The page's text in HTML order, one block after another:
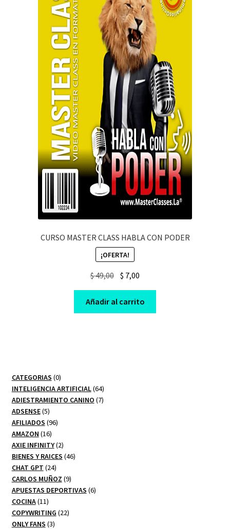
CURSO MASTER CLASS HABLA CON PODER
¡OFERTA!
$49,00 Original
price
was:
$ 49,00.
$ 7,00
price
is:
$ 7,00.
Añadir al carrito
CATEGORIAS 00
productos
INTELIGENCIA ARTIFICIAL 6464
productos
ADIESTRAMIENTO CANINO 77
ADSENSE 55
productos
AFILIADOS 9696
AMAZON 1616
productos
AXIE INFINITY 22
productos
BIENES Y RAICES 4646
CHAT GPT 2424
productos
CARLOS MUÑOZ 99
productos
APUESTAS DEPORTIVAS 66
COCINA 1111
productos
COPYWRITING 2222
ONLY FANS 33